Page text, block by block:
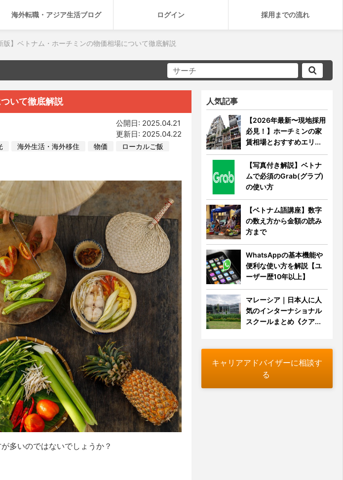
海外転職・アジア生活ブログ ログイン 採用までの流れ
版】ベトナム・ホーチミンの物価相場について徹底解説
いて徹底解説
公開日: 2025.04.21
更新日: 2025.04.22
海外生活・海外移住 物価
ローカルご飯
多いのではないでしょうか？
人気記事
【2026年最新〜現地採用
必見！】ホーチミンの家
賃相場とおすすめエリ...
【写真付き解説】ベトナ
ムで必須のGrab(グラブ)
の使い方
【ベトナム語講座】数字
の数え方から金額の読み
方まで
WhatsAppの基本機能や
便利な使い方を解説【ユ
ーザー歴10年以上】
マレーシア｜日本人に人
気のインターナショナル
スクールまとめ《クア...
キャリアアドバイザーに相談す
る